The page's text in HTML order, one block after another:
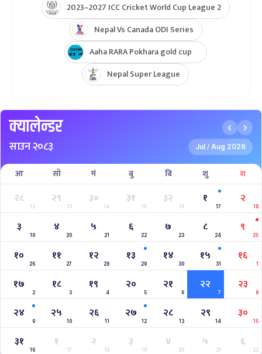
2023–2027 ICC Cricket World Cup League 2
Nepal Vs Canada ODI Series
Aaha RARA Pokhara gold cup
Nepal Super League
क्यालेन्डर
साउन २०८३ Jul / Aug 2026
आ सो मं बु बि शु श
२८
12
२९
13
३०
14
३१
15
३२
16
१
17
२
18
३
19
४
20
५
21
६
22
७
23
८
24
९
25
१०
26
११
27
१२
28
१३
29
१४
30
१५
31
१६
1
१७
2
१८
3
१९
4
२०
5
२१
6
२२
7
२३
8
२४
9
२५
10
२६
11
२७
12
२८
13
२९
14
३०
15
३१
16
१
17
२
18
३
19
४
20
५
21
६
22